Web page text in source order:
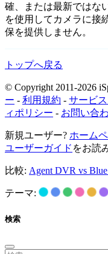
確、または最新ではな
を使用してカメラに接
保を提供しません。
トップへ戻る
© Copyright 2011-2026
ー - 利用規約 - サービ
ィポリシー - お問い合
新規ユーザー? ホーム
ユーザーガイド をお読
比較: Agent DVR vs
テーマ:
検索